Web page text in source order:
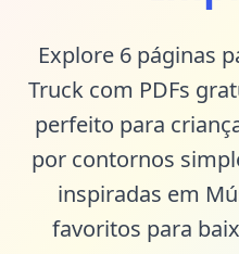
Explore 6 páginas
Truck com PDFs
perfeito para
por contornos
inspiradas em
favoritos para